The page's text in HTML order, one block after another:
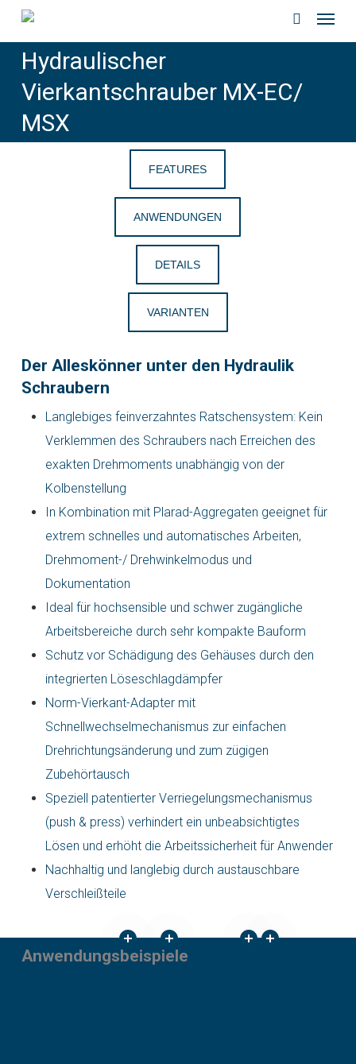
Skip
main
content
Menu
Hydraulischer
Vierkantschrauber MX-EC/
MSX
FEATURES
ANWENDUNGEN
DETAILS
VARIANTEN
Der Alleskönner unter den Hydraulik
Schraubern
Langlebiges feinverzahntes Ratschensystem: Kein
Verklemmen des Schraubers nach Erreichen des
exakten Drehmoments unabhängig von der
Kolbenstellung
In Kombination mit Plarad-Aggregaten geeignet für
extrem schnelles und automatisches Arbeiten,
Drehmoment-/ Drehwinkelmodus und
Dokumentation
Ideal für hochsensible und schwer zugängliche
Arbeitsbereiche durch sehr kompakte Bauform
Schutz vor Schädigung des Gehäuses durch den
integrierten Löseschlagdämpfer
Norm-Vierkant-Adapter mit
Schnellwechselmechanismus zur einfachen
Drehrichtungsänderung und zum zügigen
Zubehörtausch
Speziell patentierter Verriegelungsmechanismus
(push & press) verhindert ein unbeabsichtigtes
Lösen und erhöht die Arbeitssicherheit für Anwender
Nachhaltig und langlebig durch austauschbare
Verschleißteile
Anwendungsbeispiele